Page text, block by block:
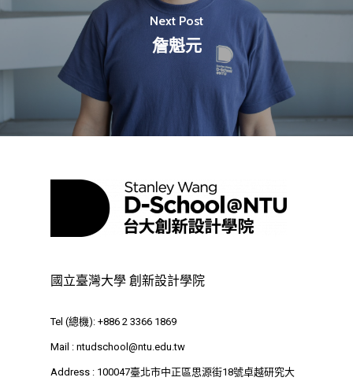
Next Post
詹魁元
國立臺灣大學 創新設計學院
Tel (總機): +886 2 3366 1869
Mail : ntudschool@ntu.edu.tw
Address : 100047臺北市中正區思源街18號卓越研究大
最新消息
關於我們
學院簡介
相關法規
領域專長
業務單位
創意創業學分學程
相關計畫
企業出題X臺大解題
相關表單
D電子報
思源街18號卓越研究大